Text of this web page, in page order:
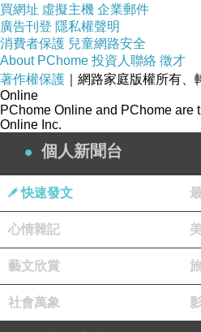
舊與浪漫。
【補遺】
發表後再讀，這次的展演比較刻意隱
「反」的立場，是過重了。但這不影響
或不反，而是展演與事件的相互依附
創造公共性的空間呢？因為這微弱的
懷舊（意思是，事件其實尚未完全結束
※刊於表演藝術評論台2019.9.2
買網址 虛擬主機 企業郵件
廣告刊登 隱私權聲明
消費者保護 兒童網路安全
About PChome 投資人聯絡 徵才
著作權保護 ｜網路家庭版權所有、
Online
PChome Online and PChome are
Online Inc.
個人新聞台
快速發文
心情雜記
藝文欣賞
社會萬象